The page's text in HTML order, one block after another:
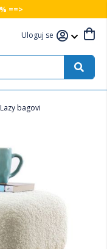
==>
Uloguj se
bagovi